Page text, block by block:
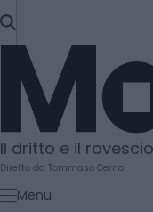
SKIP
TO
CONTENT
Moneta
Il dritto e il
Diretto da Tommaso Cerno
Menu